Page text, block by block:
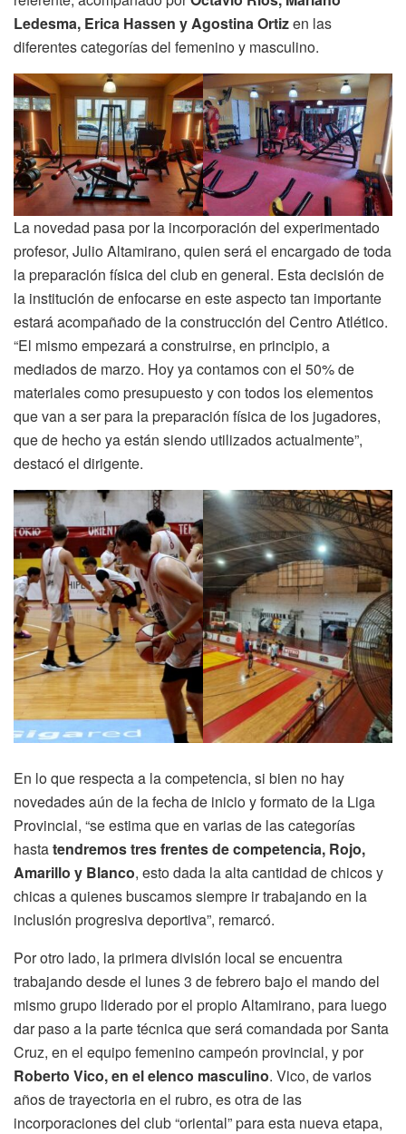
Ledesma, Erica Hassen y Agostina Ortizen las
diferentes categorías del femenino y masculino.
La novedad pasa por la incorporación del experimentado
profesor, Julio Altamirano, quien será el encargado de toda
la preparación física del club en general. Esta decisión de
la institución de enfocarse en este aspecto tan importante
estará acompañado de la construcción del Centro Atlético.
“El mismo empezará a construirse, en principio, a
mediados de marzo. Hoy ya contamos con el 50% de
materiales como presupuesto y con todos los elementos
que van a ser para la preparación física de los jugadores,
que de hecho ya están siendo utilizados actualmente”,
destacó el dirigente.
En lo que respecta a la competencia, si bien no hay
novedades aún de la fecha de inicio y formato de la Liga
Provincial, “se estima que en varias de las categorías
hastatendremos tres frentes de competencia, Rojo,
Amarillo y Blanco, esto dada la alta cantidad de chicos y
chicas a quienes buscamos siempre ir trabajando en la
inclusión progresiva deportiva”, remarcó.
Por otro lado, la primera división local se encuentra
trabajando desde el lunes 3 de febrero bajo el mando del
mismo grupo liderado por el propio Altamirano, para luego
dar paso a la parte técnica que será comandada por Santa
Cruz, en el equipo femenino campeón provincial, y por
Roberto Vico, en el elenco masculino. Vico, de varios
años de trayectoria en el rubro, es otra de las
incorporaciones del club “oriental” para esta nueva etapa,